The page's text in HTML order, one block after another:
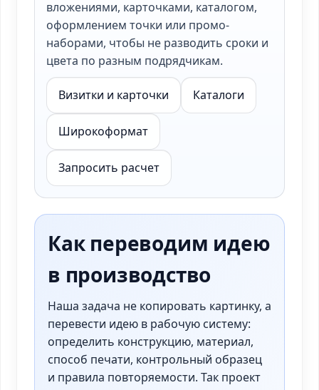
вложениями, карточками, каталогом,
оформлением точки или промо-
наборами, чтобы не разводить сроки и
цвета по разным подрядчикам.
Визитки и карточки Каталоги
Широкоформат
Запросить расчет
Как переводим идею
в производство
Наша задача не копировать картинку, а
перевести идею в рабочую систему:
определить конструкцию, материал,
способ печати, контрольный образец
и правила повторяемости. Так проект